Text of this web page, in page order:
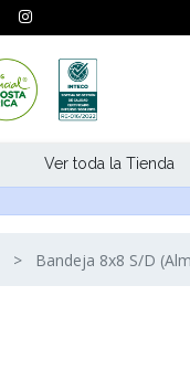
Ver toda la Tienda
Bandeja 8x8 S/D